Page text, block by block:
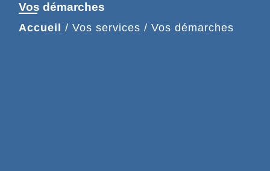
Vos démarches
Accueil / Vos services / Vos démarches